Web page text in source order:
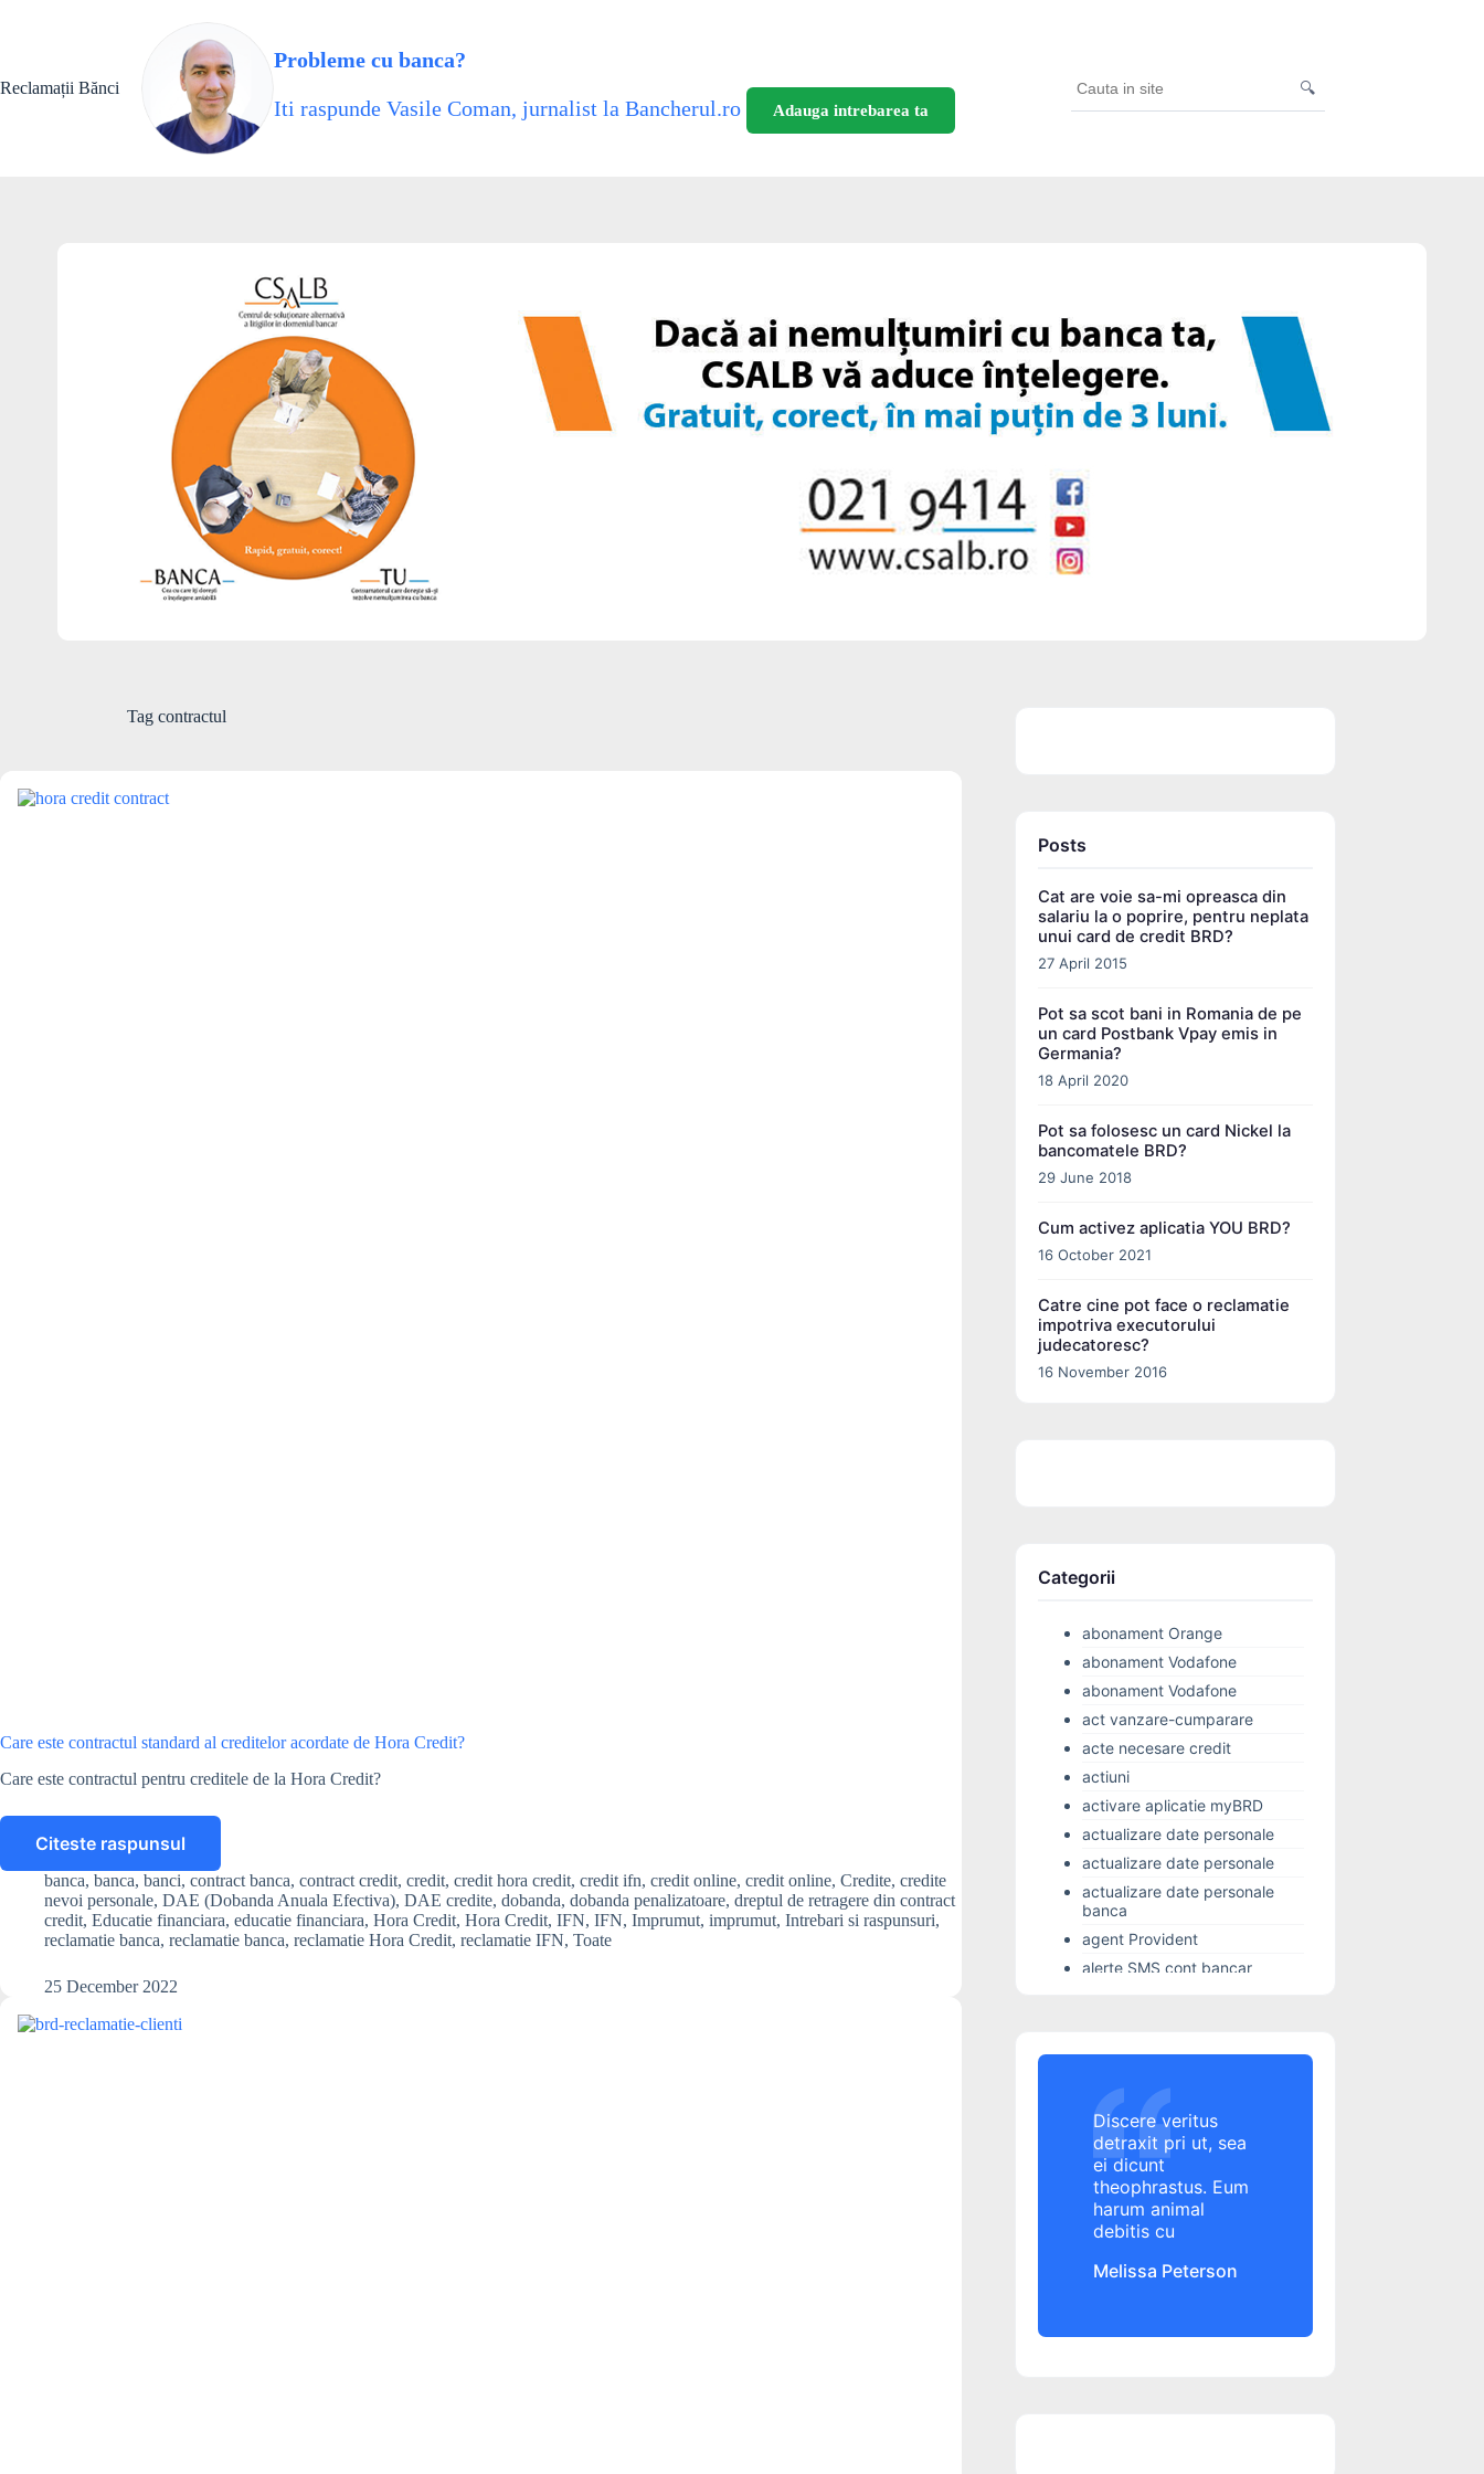
Reclamații Bănci
Probleme cu banca?
Iti raspunde Vasile Coman, jurnalist la Bancherul.ro
Adauga intrebarea ta
Cauta
in
🔍
Tag contractul
Care este contractul standard al creditelor acordate de Hora Credit?
Care este contractul pentru creditele de la Hora Credit?
Citeste raspunsul
Care
este
contractul
standard
al
acordate
Hora
banca, banca, banci, contract banca, contract credit, credit, credit hora credit, credit ifn, credit online, credit online, Credite, credite
nevoi personale, DAE (Dobanda Anuala Efectiva), DAE credite, dobanda, dobanda penalizatoare, dreptul de retragere din contract
credit, Educatie financiara, educatie financiara, Hora Credit, Hora Credit, IFN, IFN, Imprumut, imprumut, Intrebari si raspunsuri,
reclamatie banca, reclamatie banca, reclamatie Hora Credit, reclamatie IFN, Toate
25 December 2022
Posts
Cat are voie sa-mi opreasca din
salariu la o poprire, pentru neplata
unui card de credit BRD?
27 April 2015
Pot sa scot bani in Romania de pe
un card Postbank Vpay emis in
Germania?
18 April 2020
Pot sa folosesc un card Nickel la
bancomatele BRD?
29 June 2018
Cum activez aplicatia YOU BRD?
16 October 2021
Catre cine pot face o reclamatie
impotriva executorului
judecatoresc?
16 November 2016
Categorii
abonament Orange
abonament Vodafone
abonament Vodafone
act vanzare-cumparare
acte necesare credit
actiuni
activare aplicatie myBRD
actualizare date personale
actualizare date personale
actualizare date personale
banca
agent Provident
alerte SMS cont bancar
alocatie copil
Alpha Bank
Altex
amanare rata credit
amanare rata credit
amanare rate credit
amenda
angajament de plata
Discere veritus
detraxit pri ut, sea
ei dicunt
theophrastus. Eum
harum animal
debitis cu
Melissa Peterson